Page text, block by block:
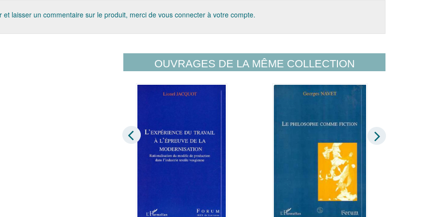
et laisser un commentaire sur le produit, merci de vous connecter à votre compte.
OUVRAGES DE LA MÊME COLLECTION